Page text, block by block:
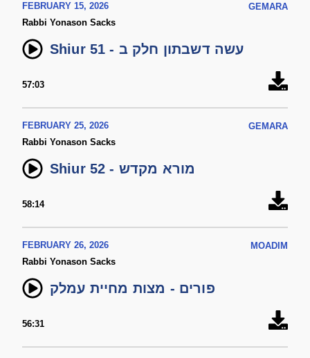
FEBRUARY 15, 2026
GEMARA
Rabbi Yonason Sacks
Shiur 51 - עשה דשבתון חלק ב
57:03
FEBRUARY 25, 2026
GEMARA
Rabbi Yonason Sacks
Shiur 52 - מורא מקדש
58:14
FEBRUARY 26, 2026
MOADIM
Rabbi Yonason Sacks
פורים - מצות מחיית עמלק
56:31